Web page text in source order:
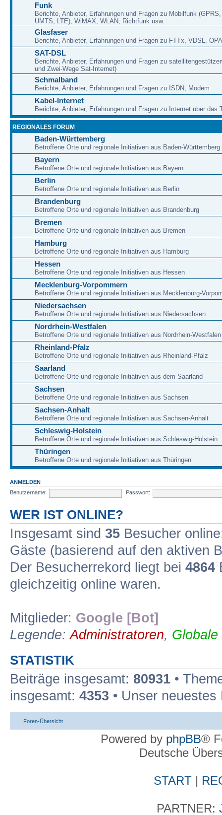
Funk
Berichte, Anbieter, Erfahrungen und Fragen zu Mobilfunk
UMTS, LTE), WiMAX, WLAN, Richtfunk usw.
Glasfaser
Berichte, Anbieter, Erfahrungen und Fragen zu FTTx, VDSL,
SAT-DSL
Berichte, Anbieter, Erfahrungen und Fragen zu
und Zwei-Wege Sat-Internet)
Schmalband
Berichte, Anbieter, Erfahrungen und Fragen zu ISDN, Modem
Kabel-Internet
Berichte, Anbieter, Erfahrungen und Fragen zu Internet über das
REGIONALES FORUM
Baden-Württemberg
Betroffene Orte und regionale Initiativen aus Baden-Württemberg
Bayern
Betroffene Orte und regionale Initiativen aus Bayern
Berlin
Betroffene Orte und regionale Initiativen aus Berlin
Brandenburg
Betroffene Orte und regionale Initiativen aus Brandenburg
Bremen
Betroffene Orte und regionale Initiativen aus Bremen
Hamburg
Betroffene Orte und regionale Initiativen aus Hamburg
Hessen
Betroffene Orte und regionale Initiativen aus Hessen
Mecklenburg-Vorpommern
Betroffene Orte und regionale Initiativen aus Mecklenburg-
Niedersachsen
Betroffene Orte und regionale Initiativen aus Niedersachsen
Nordrhein-Westfalen
Betroffene Orte und regionale Initiativen aus Nordrhein-Westfalen
Rheinland-Pfalz
Betroffene Orte und regionale Initiativen aus Rheinland-Pfalz
Saarland
Betroffene Orte und regionale Initiativen aus dem Saarland
Sachsen
Betroffene Orte und regionale Initiativen aus Sachsen
Sachsen-Anhalt
Betroffene Orte und regionale Initiativen aus Sachsen-Anhalt
Schleswig-Holstein
Betroffene Orte und regionale Initiativen aus Schleswig-Holstein
Thüringen
Betroffene Orte und regionale Initiativen aus Thüringen
ANMELDEN
Benutzername:
Passwort:
WER IST ONLINE?
Insgesamt sind 35 Besucher
Gäste (basierend auf den aktiven
Der Besucherrekord liegt bei 4864
gleichzeitig online waren.
Mitglieder: Google [Bot]
Legende:Administratoren,
STATISTIK
Beiträge insgesamt: 80931 •
insgesamt: 4353 • Unser
Foren-Übersicht
Powered by phpBB®
Deutsche
START |
PARTNER: